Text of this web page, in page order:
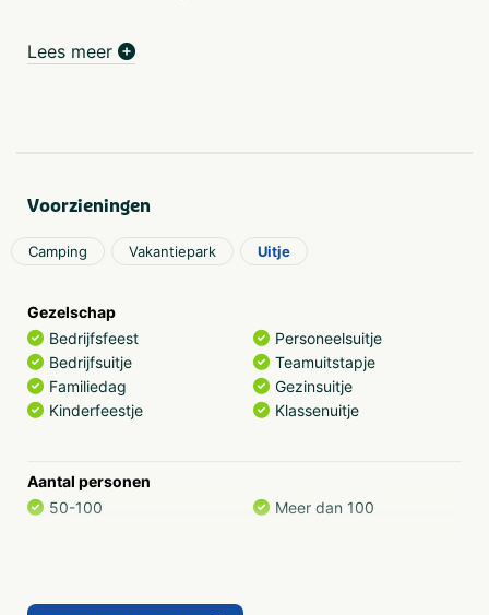
eten en drinken in de cafetaria en als er nog zin is om te
zwemmen in het verwarmde binnenzwembad, dan is dit
Lees meer
Voorzieningen
Camping Vakantiepark Uitje
Gezelschap
Bedrijfsfeest
Bedrijfsuitje
Familiedag
Kinderfeestje
Personeelsuitje
Teamuitstapje
Gezinsuitje
Klassenuitje
Aantal personen
50-100
Meer dan 100
Zwembaden